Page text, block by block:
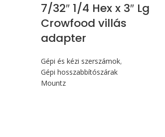
7/32″ 1/4 Hex x 3″ Lg
Crowfood villás
adapter
Gépi és kézi szerszámok,
Gépi hosszabbítószárak
Mountz